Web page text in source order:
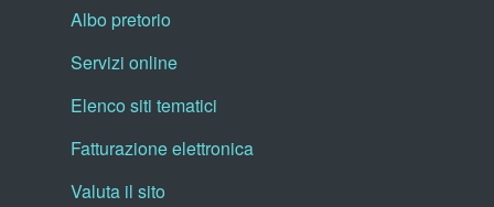
Albo pretorio
Servizi online
Elenco siti tematici
Fatturazione elettronica
Valuta il sito